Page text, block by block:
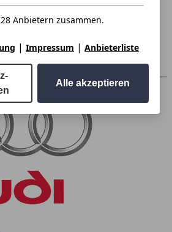
Anbietern zusammen.
| Impressum | Anbieterliste
Alle akzeptieren